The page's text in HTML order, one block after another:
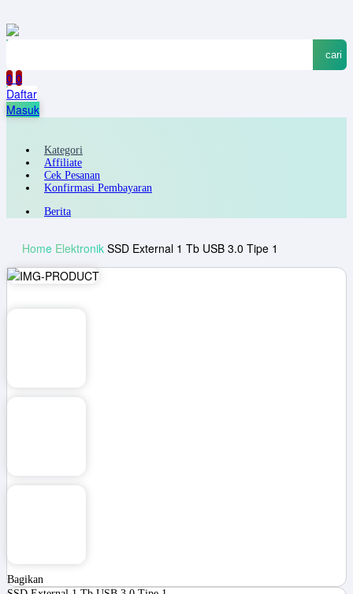
cari
0 0
Daftar
Masuk
Kategori
Affiliate
Cek Pesanan
Konfirmasi Pembayaran
Berita
Home Elektronik SSD External 1 Tb USB 3.0 Tipe 1
Bagikan